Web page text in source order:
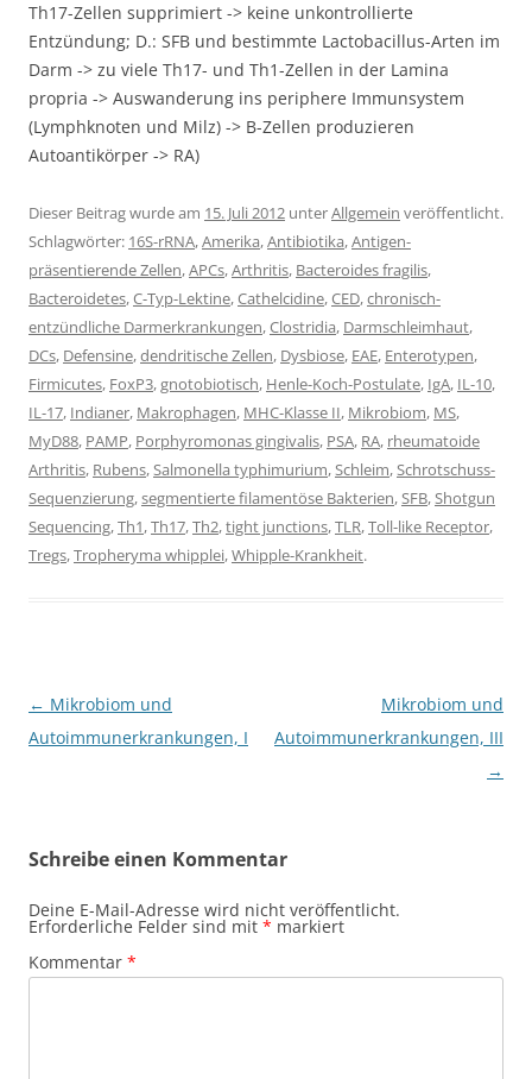
Th17-Zellen supprimiert -> keine unkontrollierte
Entzündung; D.: SFB und bestimmte Lactobacillus-Arten im
Darm -> zu viele Th17- und Th1-Zellen in der Lamina
propria -> Auswanderung ins periphere Immunsystem
(Lymphknoten und Milz) -> B-Zellen produzieren
Autoantikörper -> RA)
Dieser Beitrag wurde am 15. Juli 2012 unterAllgemein veröffentlicht.
Schlagwörter: 16S-rRNA,Amerika,Antibiotika,Antigen-
präsentierende Zellen,APCs,Arthritis, Bacteroides fragilis,
Bacteroidetes,C-Typ-Lektine,Cathelcidine,CED,chronisch-
entzündliche Darmerkrankungen,Clostridia, Darmschleimhaut,
DCs, Defensine,dendritische Zellen, Dysbiose, EAE, Enterotypen,
Firmicutes, FoxP3,gnotobiotisch, Henle-Koch-Postulate, IgA, IL-10,
IL-17, Indianer, Makrophagen, MHC-Klasse II, Mikrobiom, MS,
MyD88, PAMP, Porphyromonas gingivalis, PSA, RA, rheumatoide
Arthritis, Rubens,Salmonella typhimurium,Schleim,Schrotschuss-
Sequenzierung,segmentierte filamentöse Bakterien,SFB,Shotgun
Sequencing,Th1,Th17,Th2,tight junctions,TLR,Toll-like Receptor,
Tregs,Tropheryma whipplei,Whipple-Krankheit.
Beitragsnavigation
← Mikrobiom und
Autoimmunerkrankungen, I
Mikrobiom und
Autoimmunerkrankungen, III
→
Schreibe einen Kommentar
Deine E-Mail-Adresse wird nicht veröffentlicht.
Erforderliche Felder sind mit * markiert
Kommentar *